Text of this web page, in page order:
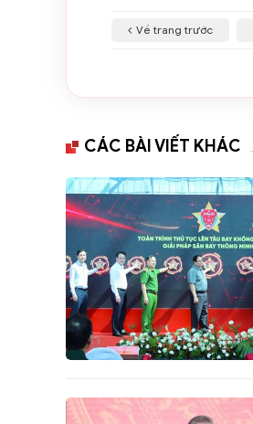
Về trang trước
CÁC BÀI VIẾT KHÁC